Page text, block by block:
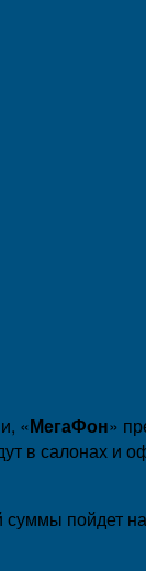
«МегаФон»
в салонах и
пойдет